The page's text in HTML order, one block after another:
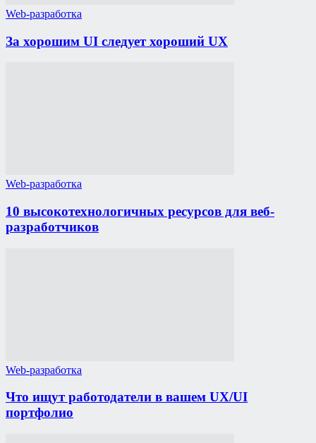
Web-разработка
За хорошим UI следует хороший UX
Web-разработка
10 высокотехнологичных ресурсов для веб-
разработчиков
Web-разработка
Что ищут работодатели в вашем UX/UI
портфолио